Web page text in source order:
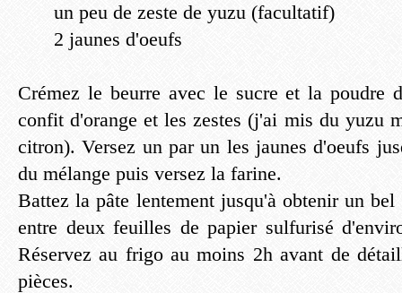
un peu de zeste de yuzu (facultatif)
2 jaunes d'oeufs
Crémez le beurre avec le sucre et la poudre
confit d'orange et les zestes (j'ai mis du yuzu
citron). Versez un par un les jaunes d'oeufs
du mélange puis versez la farine.
Battez la pâte lentement jusqu'à obtenir un
entre deux feuilles de papier sulfurisé
Réservez au frigo au moins 2h avant de
pièces.